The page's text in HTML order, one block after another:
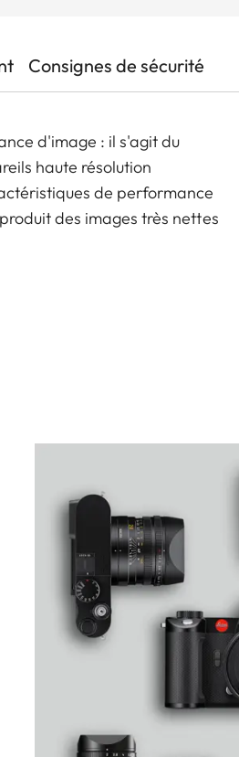
Consignes de sécurité
d'image : il s'agit du
haute résolution
de performance
des images très nettes